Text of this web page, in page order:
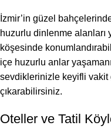
İzmir’in güzel
huzurlu dinlenme alanları
köşesinde
içe huzurlu anlar
sevdiklerinizle keyifli vakit
çıkarabilirsiniz.
Oteller ve Tatil